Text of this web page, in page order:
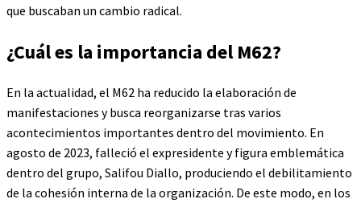
que buscaban un cambio radical.
¿Cuál es la importancia del M62?
En la actualidad, el M62 ha reducido la elaboración de
manifestaciones y busca reorganizarse tras varios
acontecimientos importantes dentro del movimiento. En
agosto de 2023, falleció el expresidente y figura emblemática
dentro del grupo, Salifou Diallo, produciendo el debilitamiento
de la cohesión interna de la organización. De este modo, en los